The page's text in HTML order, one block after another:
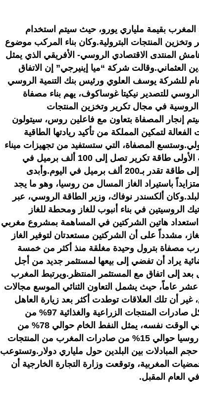
المغرب بقيمة ملياري يورو، حيث سيتم استخدام
وتخزين المنتجات البترولية.وكان بناء المركب موضوع
المنتدى الاقتصادي الروسي- الأفريقي الذي يمثل
العثماني.وقالت شركة “ميا إينيرجي” إن الاتفاق
للشركة يوسف العلوي ورئيس بنك التنمية الروسي
للتصدير نيكيتا غوساكوف، يهم بناء مصفاة
الروسية في مجال تكرير وتخزين المنتجات
إنجار المصفاة بتعاون مع فاعلين روس، سيتولون
لتمكين المملكة من تأكيد ريادتها الطاقية
المصفاة، التي ستستفيد من تجهيزات ميناء
الناظور غرب المتوسط، في المرحلة الأولى طاقة تكرير تصل إلى 100 ألف برميل في
اليوم، قبل أن تصل في مرحلة ثانية إلى طاقة تقدر بـ200 ألف برميل في اليوم.وأبدى
باستيراد الغاز المسال من روسيا، وهو ما يجد
ألكسندر نوفاك، وزير الطاقة الروسي، عبر
الروسيتين في بناء أنبوب للغاز ومحطة للغاز
هاتين الشركتين في المساهمة بمشروع مغربي
مشدداً على أن الشركتين مستعدتان لتوفير الغاز
مصفاة بترول وحيدة مغلقة منذ أكثر من خمسة
يراد أن تفضي إلى بيعها لمستثمر جديد من أجل
بعد إلى اتفاق مع المستثمر المنتظر.ويرتبط المغرب
عاماً، حيث يشمل التعاون الثنائي الموسع مجالات
غير أن تلك العلاقات توطدت أكثر بعد زيارة العاهل
المغربي لذلك البلد قبل عامين.وتشكل صادرات المنتجات الزراعية والغذائية 97% من
مجمل مبيعات المغرب في روسيا، في الوقت نفسه، يمثل النفط الخام حوالي 78% من
مشتريات المملكة من روسيا.وتمثل روسيا حوالي 15% من صادرات المغرب من المنتجات
حجم المبادلات بين البلدين حول ملياري دولار.وتستوعب
حوالي 40% من الحمضيات المغربية، وتوقعت وزارة التجارة الخارجية أن
العام المقبل.